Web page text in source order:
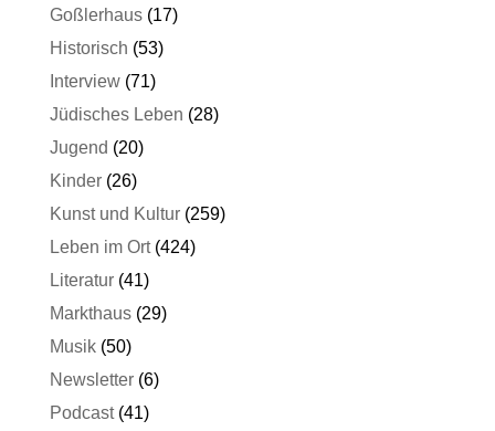
Goßlerhaus(17)
Historisch (53)
Interview(71)
Jüdisches Leben (28)
Jugend (20)
Kinder(26)
Kunst und Kultur(259)
Leben im Ort(424)
Literatur(41)
Markthaus(29)
Musik(50)
Newsletter(6)
Podcast(41)